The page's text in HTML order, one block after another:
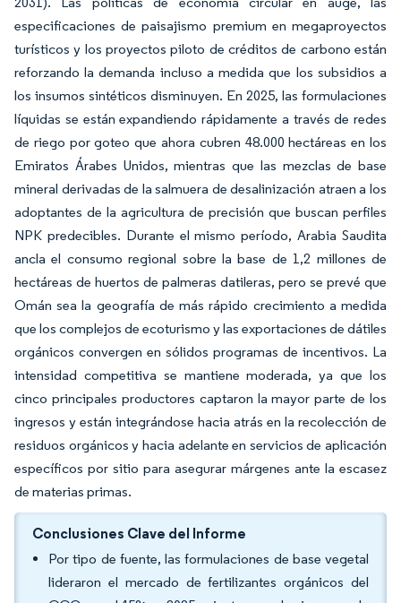
especificaciones de paisajismo premium en megaproyectos
turísticos y los proyectos piloto de créditos de carbono están
reforzando la demanda incluso a medida que los subsidios a
los insumos sintéticos disminuyen. En 2025, las formulaciones
líquidas se están expandiendo rápidamente a través de redes
de riego por goteo que ahora cubren 48.000 hectáreas en los
Emiratos Árabes Unidos, mientras que las mezclas de base
mineral derivadas de la salmuera de desalinización atraen a los
adoptantes de la agricultura de precisión que buscan perfiles
NPK predecibles. Durante el mismo período, Arabia Saudita
ancla el consumo regional sobre la base de 1,2 millones de
hectáreas de huertos de palmeras datileras, pero se prevé que
Omán sea la geografía de más rápido crecimiento a medida
que los complejos de ecoturismo y las exportaciones de dátiles
orgánicos convergen en sólidos programas de incentivos. La
intensidad competitiva se mantiene moderada, ya que los
cinco principales productores captaron la mayor parte de los
ingresos y están integrándose hacia atrás en la recolección de
residuos orgánicos y hacia adelante en servicios de aplicación
específicos por sitio para asegurar márgenes ante la escasez
de materias primas.
Conclusiones Clave del Informe
Por tipo de fuente, las formulaciones de base vegetal
lideraron el mercado de fertilizantes orgánicos del